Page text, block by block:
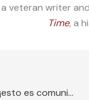
veteran writer
Time, a
“¡Maldita sea! Señor, ¡esto es comunismo!”